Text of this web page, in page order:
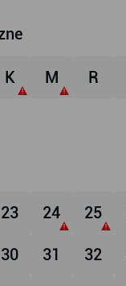
K M R
23 24 25
30 31 32